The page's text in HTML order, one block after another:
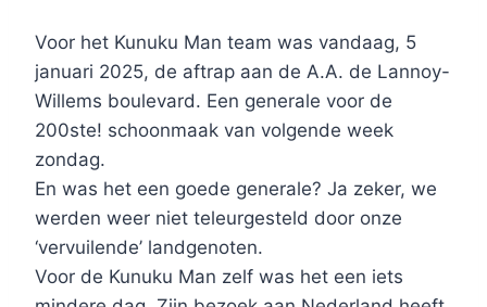
Voor het Kunuku Man team was vandaag, 5
januari 2025, de aftrap aan de A.A. de Lannoy-
Willems boulevard. Een generale voor de
200ste! schoonmaak van volgende week
zondag.
En was het een goede generale? Ja zeker, we
werden weer niet teleurgesteld door onze
‘vervuilende’ landgenoten.
Voor de Kunuku Man zelf was het een iets